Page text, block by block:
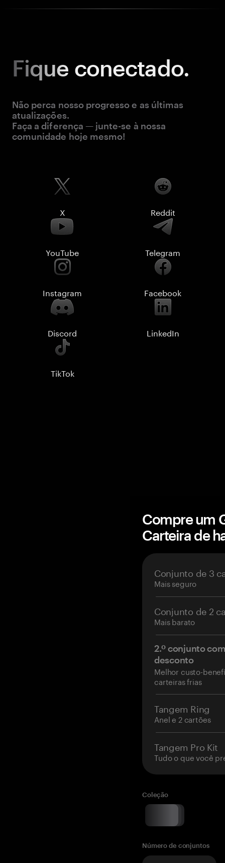
Fique conectado.
Não perca nosso progresso e as últimas
atualizações.
Faça a diferença — junte-se à nossa
comunidade hoje mesmo!
X Reddit
YouTube Telegram
Instagram Facebook
Discord LinkedIn
TikTok
Compre um
Carteira de
Conjunto de 3
Mais seguro
Conjunto de 2
Mais barato
2.º conjunto
desconto
Melhor custo-
carteiras frias
Tangem Ring
Anel e 2 cartões
Tangem Pro Kit
Tudo o que você
Coleção
Número de conjuntos